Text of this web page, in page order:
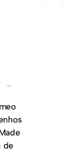
de